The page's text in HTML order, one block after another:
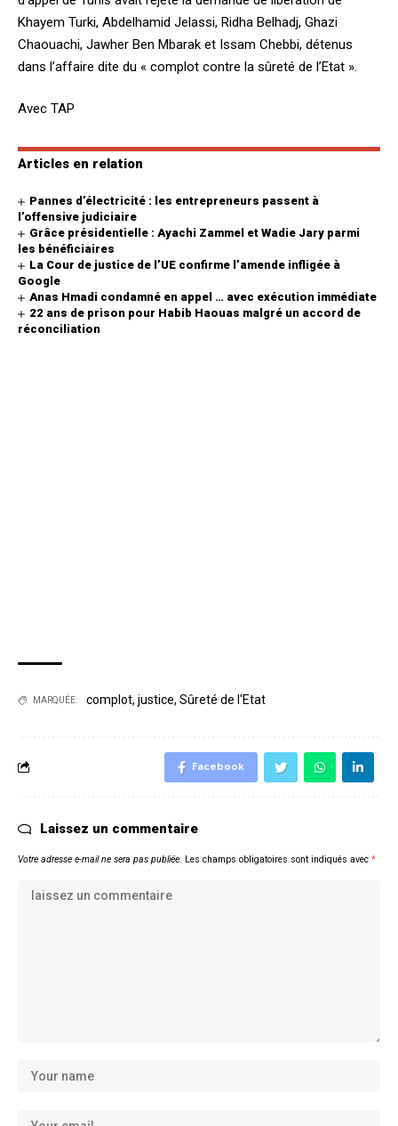
Khayem Turki, Abdelhamid Jelassi, Ridha Belhadj, Ghazi
Chaouachi, Jawher Ben Mbarak et Issam Chebbi, détenus
dans l’affaire dite du « complot contre la sûreté de l’Etat ».
Avec TAP
Articles en relation
Pannes d’électricité : les entrepreneurs passent à
l’offensive judiciaire
Grâce présidentielle : Ayachi Zammel et Wadie Jary parmi
les bénéficiaires
La Cour de justice de l’UE confirme l’amende infligée à
Google
Anas Hmadi condamné en appel … avec exécution immédiate
22 ans de prison pour Habib Haouas malgré un accord de
réconciliation
MARQUÉE: complot, justice, Sûreté de l'Etat
Facebook
Laissez un commentaire
Votre adresse e-mail ne sera pas publiée. Les champs obligatoires sont indiqués avec *